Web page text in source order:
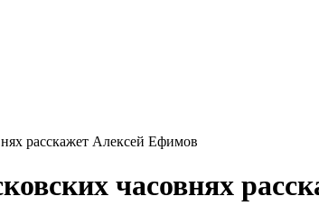
расскажет Алексей Ефимов
часовнях